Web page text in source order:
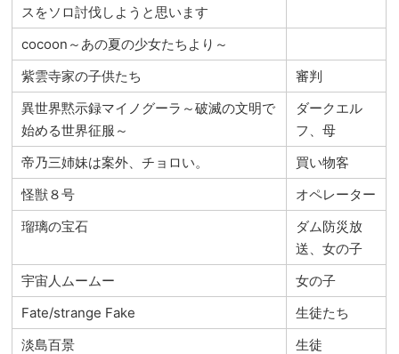
スをソロ討伐しようと思います
cocoon～あの夏の少女たちより～
紫雲寺家の子供たち
審判
異世界黙示録マイノグーラ～破滅の文明で
始める世界征服～
ダークエル
フ、母
帝乃三姉妹は案外、チョロい。
買い物客
怪獣８号
オペレーター
瑠璃の宝石
ダム防災放
送、女の子
宇宙人ムームー
女の子
Fate/strange Fake
生徒たち
淡島百景
生徒